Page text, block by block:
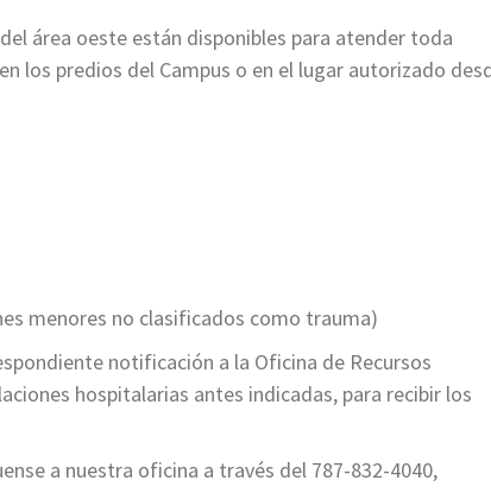
área oeste están disponibles para atender toda
los predios del Campus o en el lugar autorizado
menores no clasificados como trauma)
notificación a la Oficina de Recursos
hospitalarias antes indicadas, para recibir los
a nuestra oficina a través del 787-832-4040,